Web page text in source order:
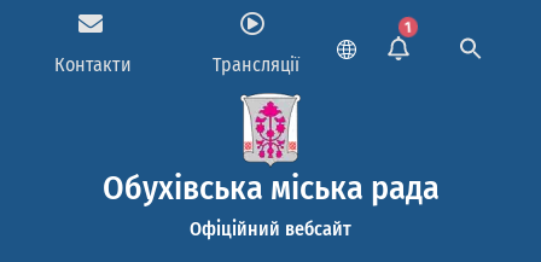
Контакти Трансляції
1
Обухівська міська рада
Офіційний вебсайт